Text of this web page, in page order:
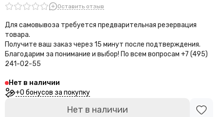
Оставить отзыв
Для самовывоза требуется предварительная резервация
товара.
Получите ваш заказ через 15 минут после подтверждения.
Благодарим за понимание и выбор! По всем вопросам +7 (495)
241-02-55
Нет в наличии
+0 бонусов за покупку
Нет в наличии